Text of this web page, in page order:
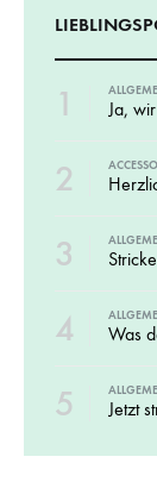
1 Ja,
2
3
4 Was
5 Jetzt